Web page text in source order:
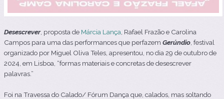
Desescrever, proposta de Márcia Lança , Rafael Frazão e Carolina
Campos para uma das performances que perfazem Gerúndio , festival
organizado por Miguel Oliva Teles , apresentou, no dia 29 de outubro de
2024, em Lisboa, “formas materiais e concretas de desescrever
palavras.”
Foi na Travessa do Calado/ Fórum Dança que, calados, mas soltando